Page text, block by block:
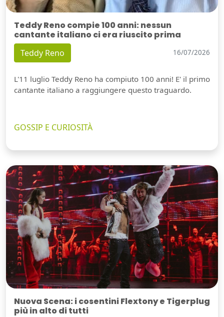
Teddy Reno compie 100 anni: nessun
cantante italiano ci era riuscito prima
Teddy Reno 16/07/2026
L'11 luglio Teddy Reno ha compiuto 100 anni! E' il primo
cantante italiano a raggiungere questo traguardo.
GOSSIP E CURIOSITÀ
Nuova Scena: i cosentini Flextony e Tigerplug
più in alto di tutti